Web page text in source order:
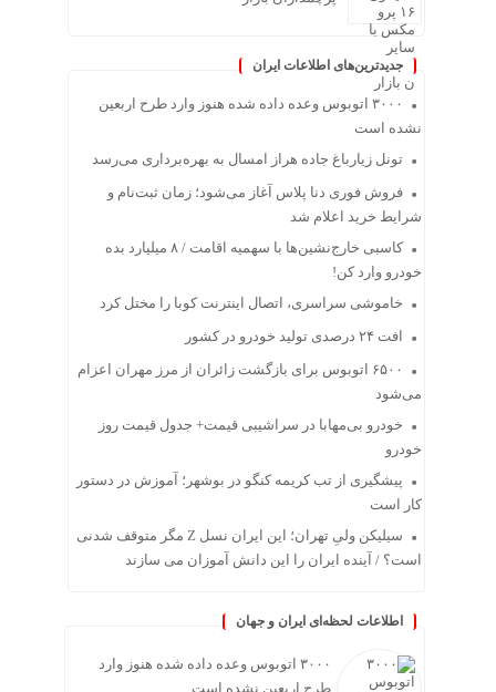
جدیدترین‌های اطلاعات ایران
۳۰۰۰ اتوبوس وعده داده شده هنوز وارد طرح اربعین
نشده است
تونل زیارباغ جاده هراز امسال به بهره‌برداری می‌رسد
فروش فوری دنا پلاس آغاز می‌شود؛ زمان ثبت‌نام و
شرایط خرید اعلام شد
کاسبی خارج‌نشین‌ها با سهمیه اقامت / ۸ میلیارد بده
خودرو وارد کن!
خاموشی سراسری، اتصال اینترنت کوبا را مختل کرد
افت ۲۴ درصدی تولید خودرو در کشور
۶۵۰۰ اتوبوس برای بازگشت زائران از مرز مهران اعزام
می‌شود
خودرو بی‌مهابا در سراشیبی قیمت+ جدول قیمت روز
خودرو
پیشگیری از تب کریمه کنگو در بوشهر؛ آموزش در دستور
کار است
سیلیکن ولیِ تهران؛ این ایران نسل Z مگر متوقف شدنی
است؟ / آینده ایران را این دانش آموزان می سازند
اطلاعات لحظه‌ای ایران و جهان
۳۰۰۰ اتوبوس وعده داده شده هنوز وارد
طرح اربعین نشده است